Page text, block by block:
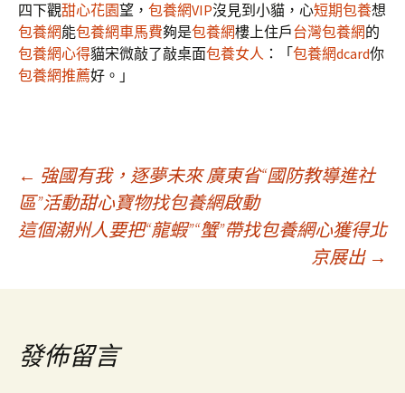
四下觀甜心花園望， 包養網VIP沒見到小貓，心短期包養想
包養網能包養網車馬費夠是包養網樓上住戶台灣包養網的
包養網心得貓宋微敲了敲桌面包養女人 ：「包養網dcard你
包養網推薦好。」
文
章
導
覽
← 強國有我，逐夢未來 廣東省“國防教導進社
區”活動甜心寶物找包養網啟動
這個潮州人要把“龍蝦”“蟹”帶找包養網心獲得北
京展出 →
發佈留言